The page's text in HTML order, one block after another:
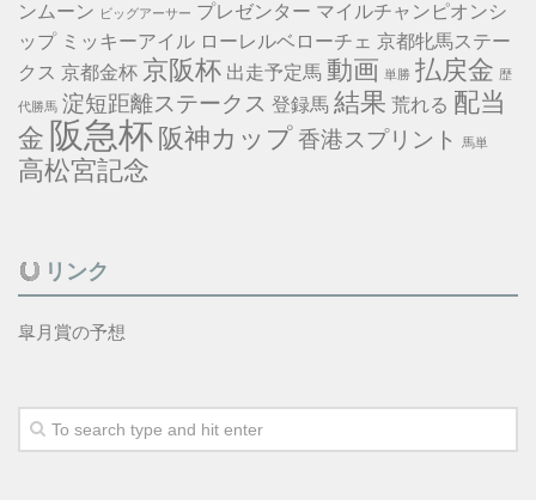
ンムーン ビッグアーサー プレゼンター マイルチャンピオンシ
ップ ミッキーアイル ローレルベローチェ 京都牝馬ステー
クス 京都金杯 京阪杯 出走予定馬 動画 単勝 払戻金 歴
代勝馬 淀短距離ステークス 登録馬 結果 荒れる 配当
金 阪急杯 阪神カップ香港スプリント 馬単
高松宮記念
リンク
皐月賞の予想